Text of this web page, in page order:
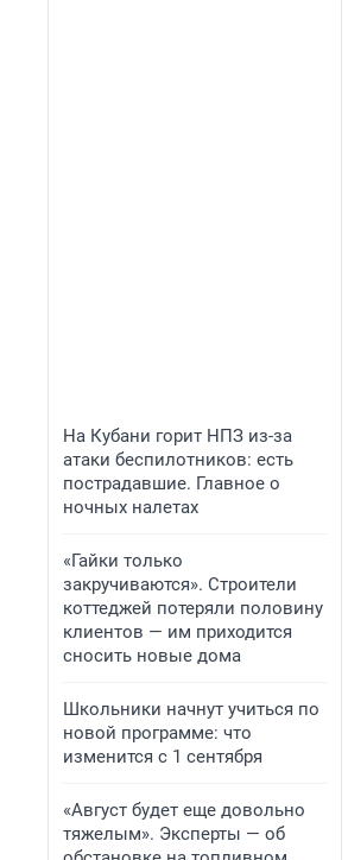
На Кубани горит НПЗ из-за
атаки беспилотников: есть
пострадавшие. Главное о
ночных налетах
«Гайки только
закручиваются». Строители
коттеджей потеряли половину
клиентов — им приходится
сносить новые дома
Школьники начнут учиться по
новой программе: что
изменится с 1 сентября
«Август будет еще довольно
тяжелым». Эксперты — об